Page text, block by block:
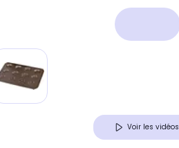
Voir les vidéos